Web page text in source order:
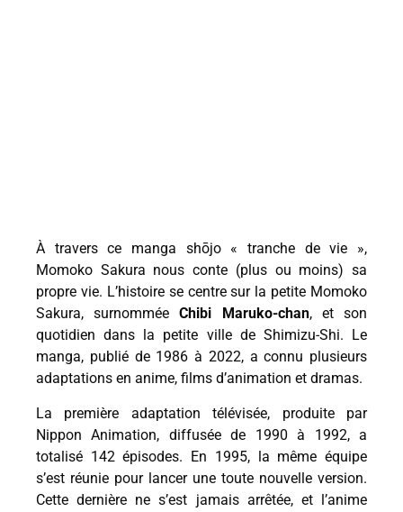
À travers ce manga shōjo « tranche de vie »,
Momoko Sakura nous conte (plus ou moins) sa
propre vie. L’histoire se centre sur la petite Momoko
Sakura, surnomméeChibi Maruko-chan, et son
quotidien dans la petite ville de Shimizu-Shi. Le
manga, publié de 1986 à 2022, a connu plusieurs
adaptations en anime, films d’animation et dramas.
La première adaptation télévisée, produite par
Nippon Animation, diffusée de 1990 à 1992, a
totalisé 142 épisodes. En 1995, la même équipe
s’est réunie pour lancer une toute nouvelle version.
Cette dernière ne s’est jamais arrêtée, et l’anime